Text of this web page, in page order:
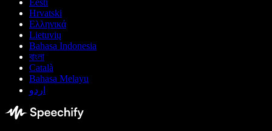
Eesti
Hrvatski
Ελληνικά
Lietuvių
Bahasa Indonesia
বাংলা
Català
Bahasa Melayu
اردو